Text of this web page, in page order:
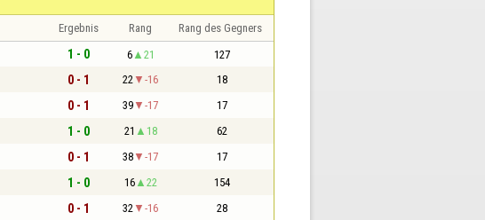
Ergebnis Rang Rang des Gegners
1 - 0 6 21 127
0 - 1 22 -16 18
0 - 1 39 -17 17
1 - 0 21 18 62
0 - 1 38 -17 17
1 - 0 16 22 154
0 - 1 32 -16 28